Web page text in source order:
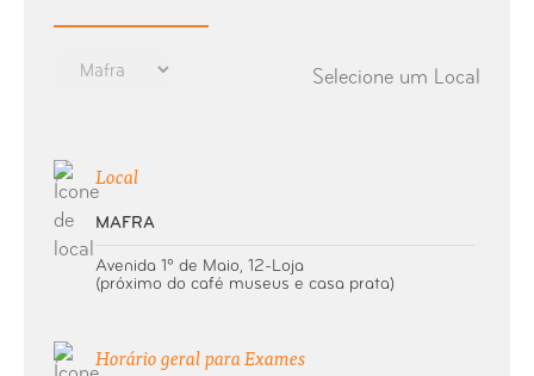
Selecione um Local
Local
MAFRA
Avenida 1º de Maio, 12-Loja
(próximo do café museus e casa prata)
Horário geral para Exames